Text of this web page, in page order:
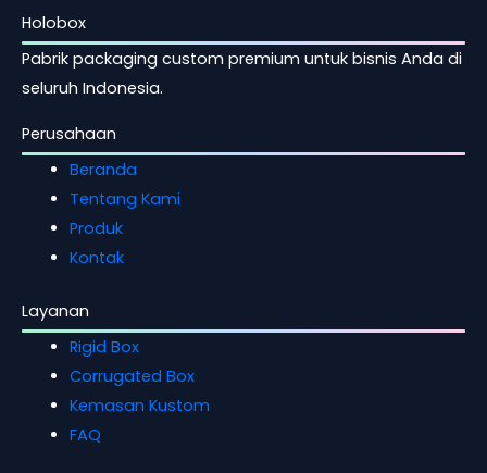
Holobox
Pabrik packaging custom premium untuk bisnis Anda di
seluruh Indonesia.
Perusahaan
Beranda
Tentang Kami
Produk
Kontak
Layanan
Rigid Box
Corrugated Box
Kemasan Kustom
FAQ